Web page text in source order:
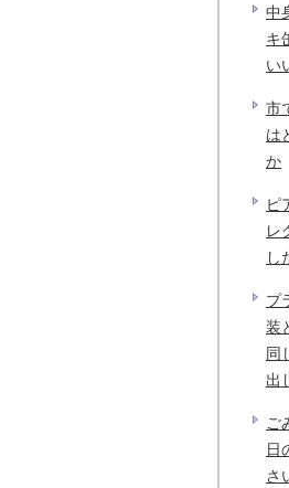
中
キ
い
市
は
か
ピ
レ
し
プ
装
同
出
ご
日
さ